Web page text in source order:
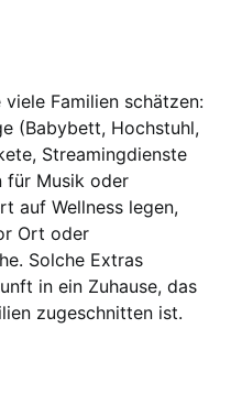
Familien schätzen:
(Babybett, Hochstuhl,
Streamingdienste
für Musik oder
auf Wellness legen,
Ort oder
Solche Extras
in ein Zuhause, das
zugeschnitten ist.